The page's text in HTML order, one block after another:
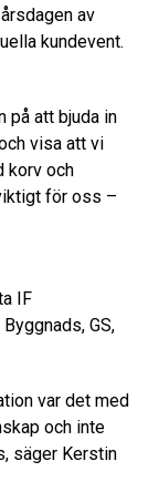
av
kundevent.
på att bjuda in
visa att vi
korv och
för oss –
IF
GS,
var det med
och inte
säger Kerstin